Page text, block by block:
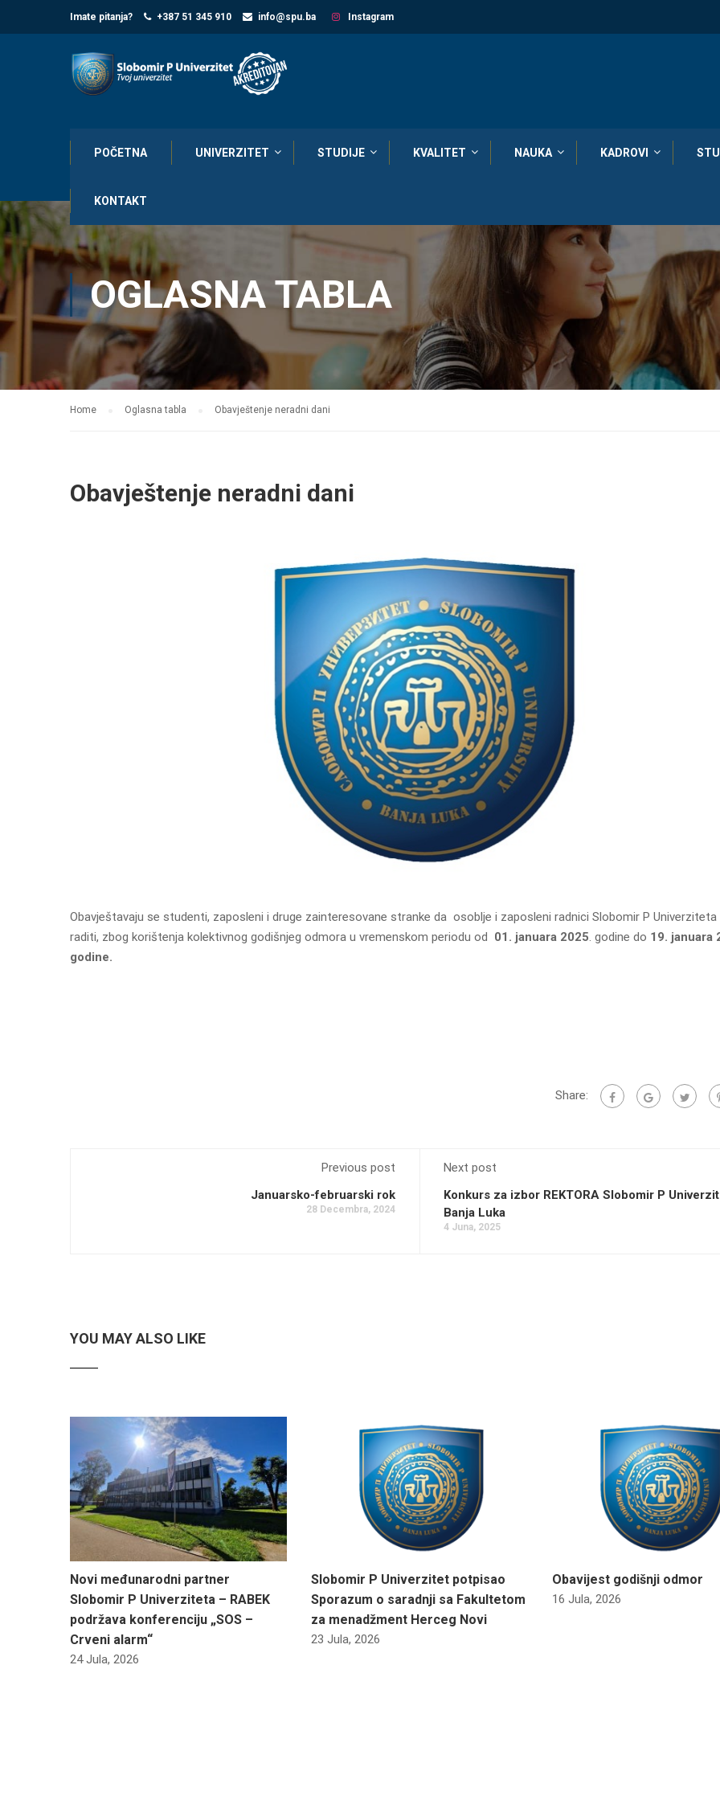
Imate pitanja? +387 51 345 910 info@spu.ba Instagram
POČETNA UNIVERZITET STUDIJE KVALITET NAUKA KADROVI
KONTAKT
OGLASNA TABLA
Home Oglasna tabla Obavještenje neradni dani
Obavještenje neradni dani
Obavještavaju se studenti, zaposleni i druge zainteresovane stranke da osoblje i zaposleni radnici Slobomir P Univerziteta
raditi, zbog korištenja kolektivnog godišnjeg odmora u vremenskom periodu od 01. januara 2025. godine do 19. januara
godine.
Share:
Previous post
Januarsko-februarski rok
28 Decembra, 2024
Next post
Konkurs za izbor REKTORA Slobomir P
Banja Luka
4 Juna, 2025
YOU MAY ALSO LIKE
Novi međunarodni partner
Slobomir P Univerziteta – RABEK
podržava konferenciju „SOS –
Crveni alarm“
24 Jula, 2026
Slobomir P Univerzitet potpisao
Sporazum o saradnji sa Fakultetom
za menadžment Herceg Novi
23 Jula, 2026
Obavijest godišnji odmor
16 Jula, 2026